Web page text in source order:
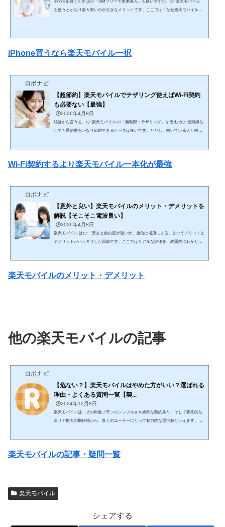
iPhoneを買うときは👉「SIMフリーで単体購入」も良いですが、👉 楽天モバイル
を使うとかなり楽＆安いのが大きなメリットです。ここでは「なぜ楽天モバイルで
べ...
iPhone買うなら楽天モバイル一択
ロボナビ
【超節約】楽天モバイルでテザリング使えばWi-Fi契約
も必要ない【最強】
🕒️2026年4月8日
結論から言うと、👉 楽天モバイル の「無制限＋テザリング」を使えば👉 光回線な
しでも通信費をかなり節約できるケースは多いです。ただし、向いている人と向い
回線＋スマホ（一般的） 光回線：4,000〜6,000円 スマホ：3,000〜8,000円👉 合計：
Wi-Fi契約するより楽天モバイル一本化が最強
ロボナビ
【意外と良い】楽天モバイルのメリット・デメリットを
解説【そこそこ電波良い】
🕒️2026年4月8日
楽天モバイル は👉「安さと自由度が強いが、通信は場所による」というメリットと
デメリットがハッキリした回線です。ここではリアルな評価を、網羅的にわかりや
楽天モバイルのメリット・デメリット
他の楽天モバイルの記事
ロボナビ
【危ない？】楽天モバイルはやめた方がいい？選ばれる
理由・よくある質問一覧【契...
🕒️2024年12月8日
楽天モバイルは、その料金プランのシンプルさや柔軟な契約条件、そして将来的な
エリア拡大の期待感から、多くのユーザーにとって魅力的な選択肢といえます。以
電波が充分良くなってきてて結構いい1. 分かりやすい料金プラン楽天モバイルの料
楽天モバイルの記事・疑問一覧
楽天モバイル
シェアする